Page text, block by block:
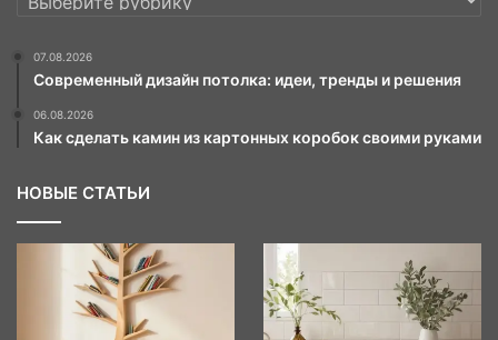
07.08.2026
Современный дизайн потолка: идеи, тренды и решения
06.08.2026
Как сделать камин из картонных коробок своими руками
НОВЫЕ СТАТЬИ